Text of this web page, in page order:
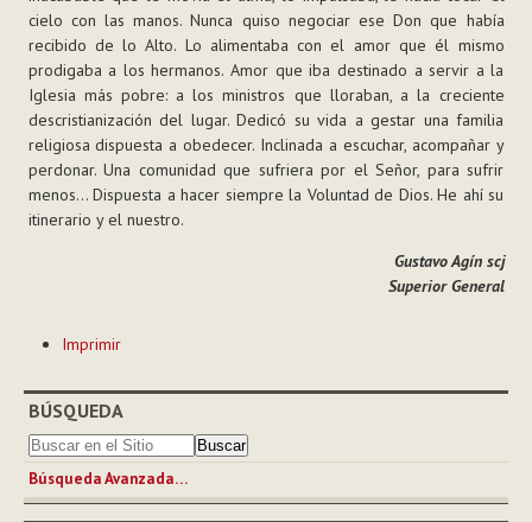
cielo con las manos. Nunca quiso negociar ese Don que había
recibido de lo Alto. Lo alimentaba con el amor que él mismo
prodigaba a los hermanos. Amor que iba destinado a servir a la
Iglesia más pobre: a los ministros que lloraban, a la creciente
descristianización del lugar. Dedicó su vida a gestar una familia
religiosa dispuesta a obedecer. Inclinada a escuchar, acompañar y
perdonar. Una comunidad que sufriera por el Señor, para sufrir
menos… Dispuesta a hacer siempre la Voluntad de Dios. He ahí su
itinerario y el nuestro.
Gustavo Agín scj
Superior General
de
Imprimir
BÚSQUEDA
Búsqueda Avanzada…